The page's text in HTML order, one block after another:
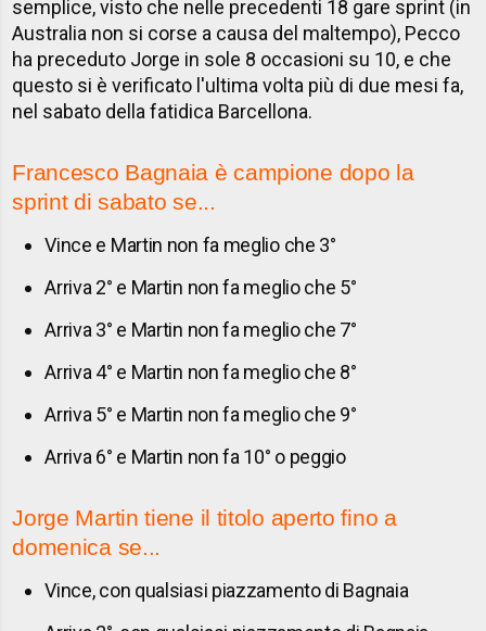
semplice, visto che nelle precedenti 18 gare sprint (in
Australia non si corse a causa del maltempo), Pecco
ha preceduto Jorge in sole 8 occasioni su 10, e che
questo si è verificato l'ultima volta più di due mesi fa,
nel sabato della fatidica Barcellona.
Francesco Bagnaia è campione dopo la
sprint di sabato se...
Vince e Martin non fa meglio che 3°
Arriva 2° e Martin non fa meglio che 5°
Arriva 3° e Martin non fa meglio che 7°
Arriva 4° e Martin non fa meglio che 8°
Arriva 5° e Martin non fa meglio che 9°
Arriva 6° e Martin non fa 10° o peggio
Jorge Martin tiene il titolo aperto fino a
domenica se...
Vince, con qualsiasi piazzamento di Bagnaia